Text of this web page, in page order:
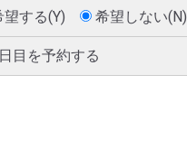
望する(Y) 希望しない(N)
目を予約する